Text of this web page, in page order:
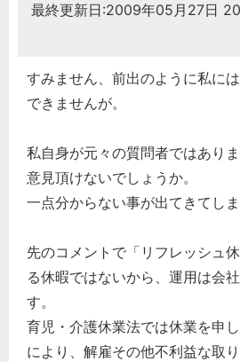
最終更新日:2009年05月27日
すみません、前出のように私に
できませんが。
私自身が元々の質問者ではあり
意見頂けないでしょうか。
一点分からない事が出てきてしま
先のコメントで「リフレッシュ
る休暇ではないから、運用は会
す。
育児・介護休業法では休業を申
により、解雇その他不利益な取
次へ